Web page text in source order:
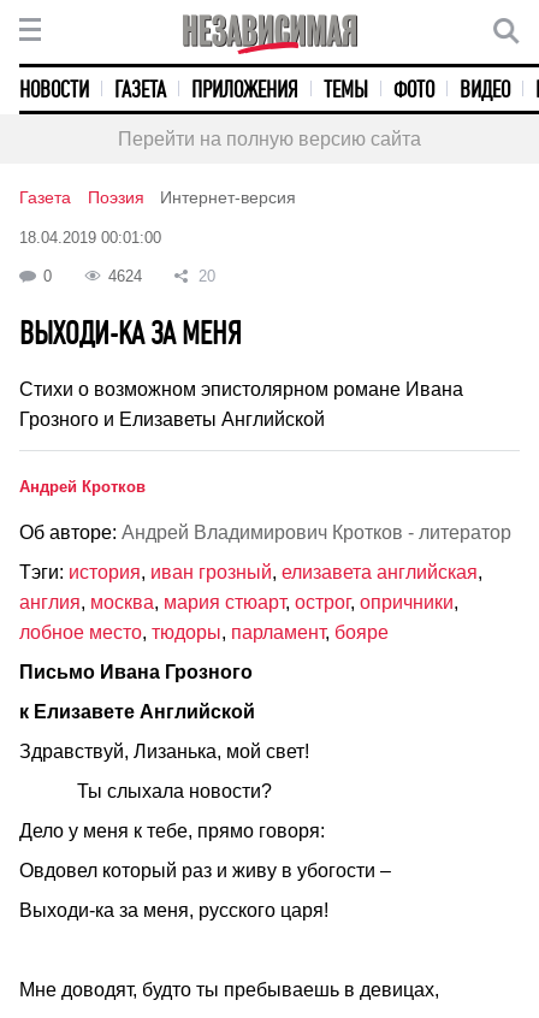
НОВОСТИ ГАЗЕТА ПРИЛОЖЕНИЯ ТЕМЫ ФОТО ВИДЕО
Перейти на полную версию сайта
Газета Поэзия Интернет-версия
18.04.2019 00:01:00
0 4624 20
ВЫХОДИ-КА ЗА МЕНЯ
Стихи о возможном эпистолярном романе Ивана
Грозного и Елизаветы Английской
Андрей Кротков
Об авторе: Андрей Владимирович Кротков - литератор
Тэги: история, иван грозный, елизавета английская,
англия, москва, мария стюарт, острог, опричники,
лобное место, тюдоры, парламент, бояре
Письмо Ивана Грозного
к Елизавете Английской
Здравствуй, Лизанька, мой свет!
Ты слыхала новости?
Дело у меня к тебе, прямо говоря:
Овдовел который раз и живу в убогости –
Выходи-ка за меня, русского царя!
Мне доводят, будто ты пребываешь в девицах,